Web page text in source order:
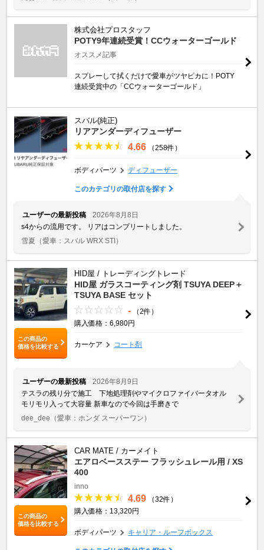
株式会社プロスタッフ
POTY9年連続受賞！CCウォーターゴールド
オススメ記事
スプレーして拭くだけで愛車がツヤピカに！POTY
連続受賞中の「CCウォーターゴールド」
スバル(純正)
リアアンダーディフューザー
4.66 （258件）
ボディパーツ ディフューザー
このカテゴリの取付店を探す
ユーザーの最新投稿
2026年8月8日
s4からの流用です。 リアはコンプリートしました。
雪夏 （愛車：スバル WRX STI）
この商品の
価格を比較する
HID屋 / トレーディングトレード
HID屋 ガラスコーティング剤 TSUYA DEEP＋
TSUYA BASE セット
-
（2件）
購入価格：6,980円
カーケア コート剤
ユーザーの最新投稿
2026年8月9日
テスラの残り分で施工 下地処理剤やマイクロファイバータオル
モリモリ入って大容量 新車なので今回は手磨きで
dee_dee （愛車：ホンダ スーパーワン）
この商品の
価格を比較する
CAR MATE / カーメイト
エアロベースステー フラッシュレール用 / XS
400
inno
4.69
（32件）
購入価格：13,320円
ボディパーツ キャリア・ルーフボックス